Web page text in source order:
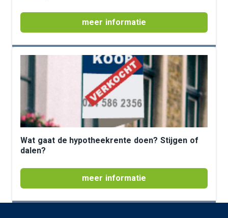
meer informatie
Wat gaat de hypotheekrente doen? Stijgen of
dalen?
meer informatie